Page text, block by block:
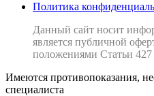
Политика
Данный сайт носит
является публичной
положениями Статьи
Имеются противопоказания,
специалиста